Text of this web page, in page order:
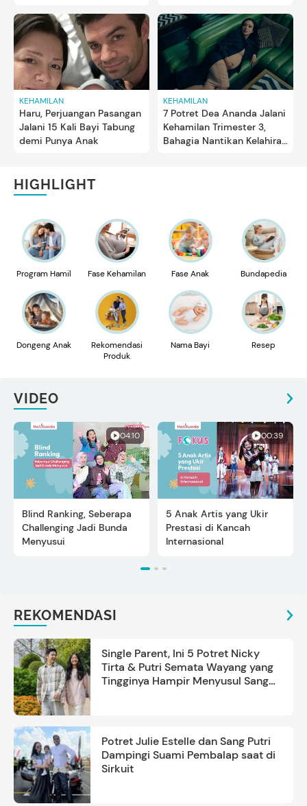
KEHAMILAN
Haru, Perjuangan Pasangan
Jalani 15 Kali Bayi Tabung
demi Punya Anak
KEHAMILAN
7 Potret Dea Ananda Jalani
Kehamilan Trimester 3,
Bahagia Nantikan Kelahiran
HIGHLIGHT
Program Hamil Fase Kehamilan Fase Anak Bundapedia
Dongeng Anak
Rekomendasi
Produk
Nama Bayi Resep
VIDEO
04:10
Blind Ranking, Seberapa
Challenging Jadi Bunda
Menyusui
00:39
5 Anak Artis yang Ukir
Prestasi di Kancah
Internasional
REKOMENDASI
Single Parent, Ini 5 Potret Nicky
Tirta & Putri Semata Wayang yang
Tingginya Hampir Menyusul Sang
Potret Julie Estelle dan Sang Putri
Dampingi Suami Pembalap saat di
Sirkuit